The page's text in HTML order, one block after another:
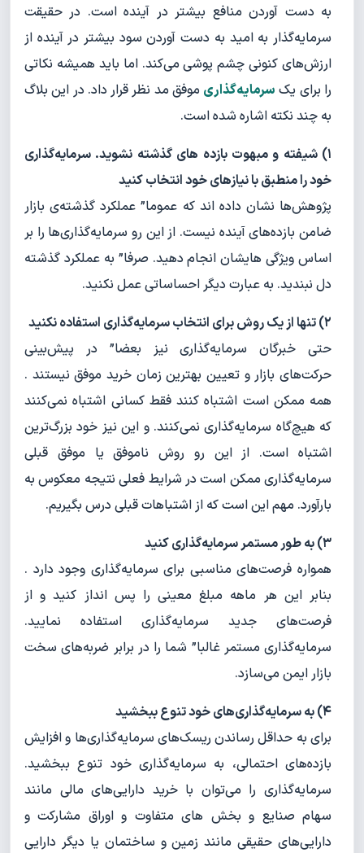
به دست آوردن منافع بیشتر در آینده است. در حقیقت
سرمایه‌گذار به امید به دست آوردن سود بیشتر در آینده از
ارزش‌های کنونی چشم پوشی می‌کند. اما باید همیشه نکاتی
را برای یک سرمایه‌گذاری موفق مد نظر قرار داد. در این بلاگ
به چند نکته اشاره شده است.
۱) شیفته و مبهوت بازده های گذشته نشوید. سرمایه‌گذاری
خود را منطبق با نیازهای خود انتخاب کنید
پژوهش‌ها نشان داده اند که عموما” عملکرد گذشته‌ی بازار
ضامن بازده‌های آینده نیست. از این رو سرمایه‌گذاری‌ها را بر
اساس ویژگی هایشان انجام دهید. صرفا” به عملکرد گذشته
دل نبندید. به عبارت دیگر احساساتی عمل نکنید.
۲) تنها از یک روش برای انتخاب سرمایه‌گذاری استفاده نکنید
حتی خبرگان سرمایه‌گذاری نیز بعضا” در پیش‌بینی
حرکت‌های بازار و تعیین بهترین زمان خرید موفق نیستند .
همه ممکن است اشتباه کنند فقط کسانی اشتباه نمی‌کنند
که هیچ‌گاه سرمایه‌گذاری نمی‌کنند. و این نیز خود بزرگ‌ترین
اشتباه است. از این رو روش ناموفق یا موفق قبلی
سرمایه‌گذاری ممکن است در شرایط فعلی نتیجه معکوس به
بارآورد. مهم این است که از اشتباهات قبلی درس بگیریم.
۳) به طور مستمر سرمایه‌گذاری کنید
همواره فرصت‌های مناسبی برای سرمایه‌گذاری وجود دارد .
بنابر این هر ماهه مبلغ معینی را پس انداز کنید و از
فرصت‌های جدید سرمایه‌گذاری استفاده نمایید.
سرمایه‌گذاری مستمر غالبا” شما را در برابر ضربه‌های سخت
بازار ایمن می‌سازد.
۴) به سرمایه‌گذاری‌های خود تنوع ببخشید
برای به حداقل رساندن ریسک‌های سرمایه‌گذاری‌ها و افزایش
بازده‌های احتمالی، به سرمایه‌گذاری خود تنوع ببخشید.
سرمایه‌گذاری را می‌توان با خرید دارایی‌های مالی مانند
سهام صنایع و بخش های متفاوت و اوراق مشارکت و
دارایی‌های حقیقی مانند زمین و ساختمان یا دیگر دارایی